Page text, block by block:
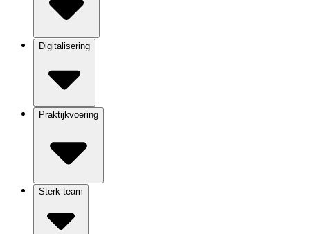
Digitalisering
Praktijkvoering
Sterk team